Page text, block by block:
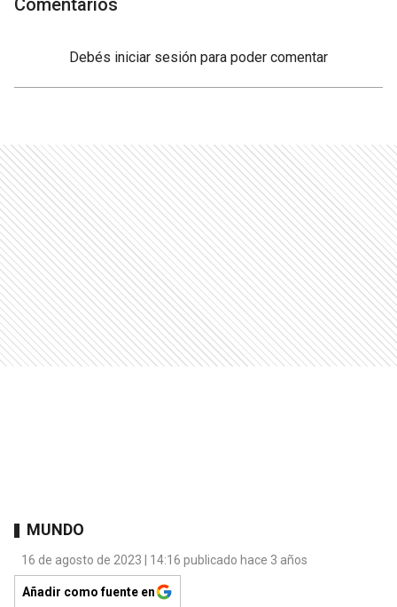
Comentarios
Debés iniciar sesión para poder comentar
MUNDO
16 de agosto de 2023 | 14:16 publicado hace 3 años
Añadir como fuente en